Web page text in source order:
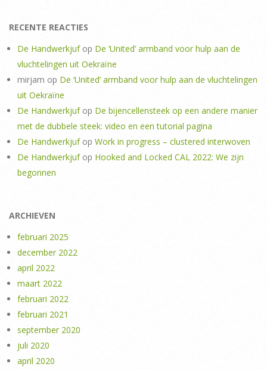
RECENTE REACTIES
De Handwerkjufop De ‘United’ armband voor hulp aan de
vluchtelingen uit Oekraïne
mirjam op De ‘United’ armband voor hulp aan de vluchtelingen
uit Oekraïne
De Handwerkjufop De bijencellensteek op een andere manier
met de dubbele steek: video en een tutorial pagina
De Handwerkjufop Work in progress – clustered interwoven
De Handwerkjufop Hooked and Locked CAL 2022: We zijn
begonnen
ARCHIEVEN
februari 2025
december 2022
april 2022
maart 2022
februari 2022
februari 2021
september 2020
juli 2020
april 2020